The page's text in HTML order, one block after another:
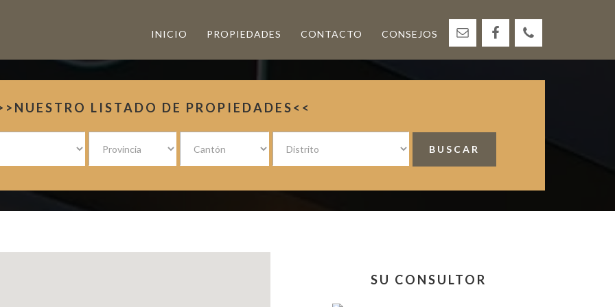
INICIO PROPIEDADES CONTACTO CONSEJOS
LISTADO DE PROPIEDADES<<
lateralSU CONSULTOR